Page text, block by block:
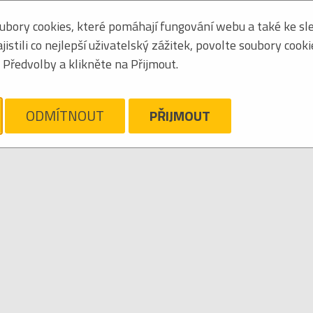
Zoradiť podľa: mená
výpis
MARVIN
cookies, které pomáhají fungování webu a také ke
co nejlepší uživatelský zážitek, povolte soubory
a klikněte na Přijmout.
ODMÍTNOUT PŘIJMOUT